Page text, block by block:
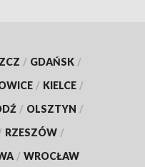
/ GDAŃSK /
/ KIELCE /
/ OLSZTYN /
RZESZÓW /
/ WROCŁAW